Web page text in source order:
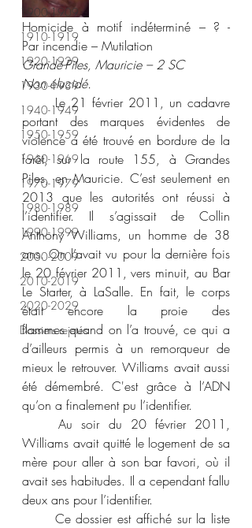
1900-1909
1910-1919
1920-1929
1930-1939
1940-1949
1950-1959
1960-1969
1970-1979
1980-1989
1990-1999
2000-2009
2010-2019
2020-2029
Dossiers rejetés
Homicide à motif indéterminé – ? -
Par incendie – Mutilation
Grande-Piles, Mauricie – 2 SC
Non élucidé.
	Le 21 février 2011, un cadavre
portant des marques évidentes de
violence a été trouvé en bordure de la
forêt, sur la route 155, à Grandes
Piles, en Mauricie. C’est seulement en
2013 que les autorités ont réussi à
l’identifier. Il s’agissait de Collin
Anthony Williams, un homme de 38
ans. On l’avait vu pour la dernière fois
le 20 février 2011, vers minuit, au Bar
Le Starter, à LaSalle. En fait, le corps
était encore la proie des
flammes quand on l’a trouvé, ce qui a
d’ailleurs permis à un remorqueur de
mieux le retrouver. Williams avait aussi
été démembré. C'est grâce à l’ADN
qu’on a finalement pu l’identifier.
	Au soir du 20 février 2011,
Williams avait quitté le logement de sa
mère pour aller à son bar favori, où il
avait ses habitudes. Il a cependant fallu
deux ans pour l’identifier.